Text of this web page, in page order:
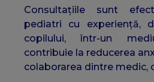
Consultațiile sunt
pediatri cu experiență,
copilului, într-un
contribuie la reducerea
colaborarea dintre medic,